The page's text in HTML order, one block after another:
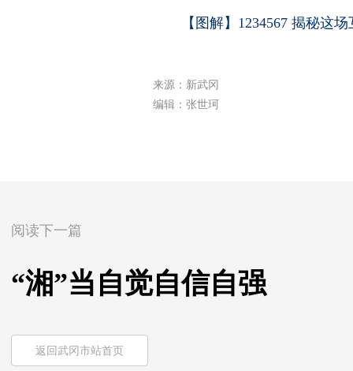
【图解】1234567 揭秘这
来源：新武冈
编辑：张世珂
阅读下一篇
“湘”当自觉自信自强
返回武冈市站首页